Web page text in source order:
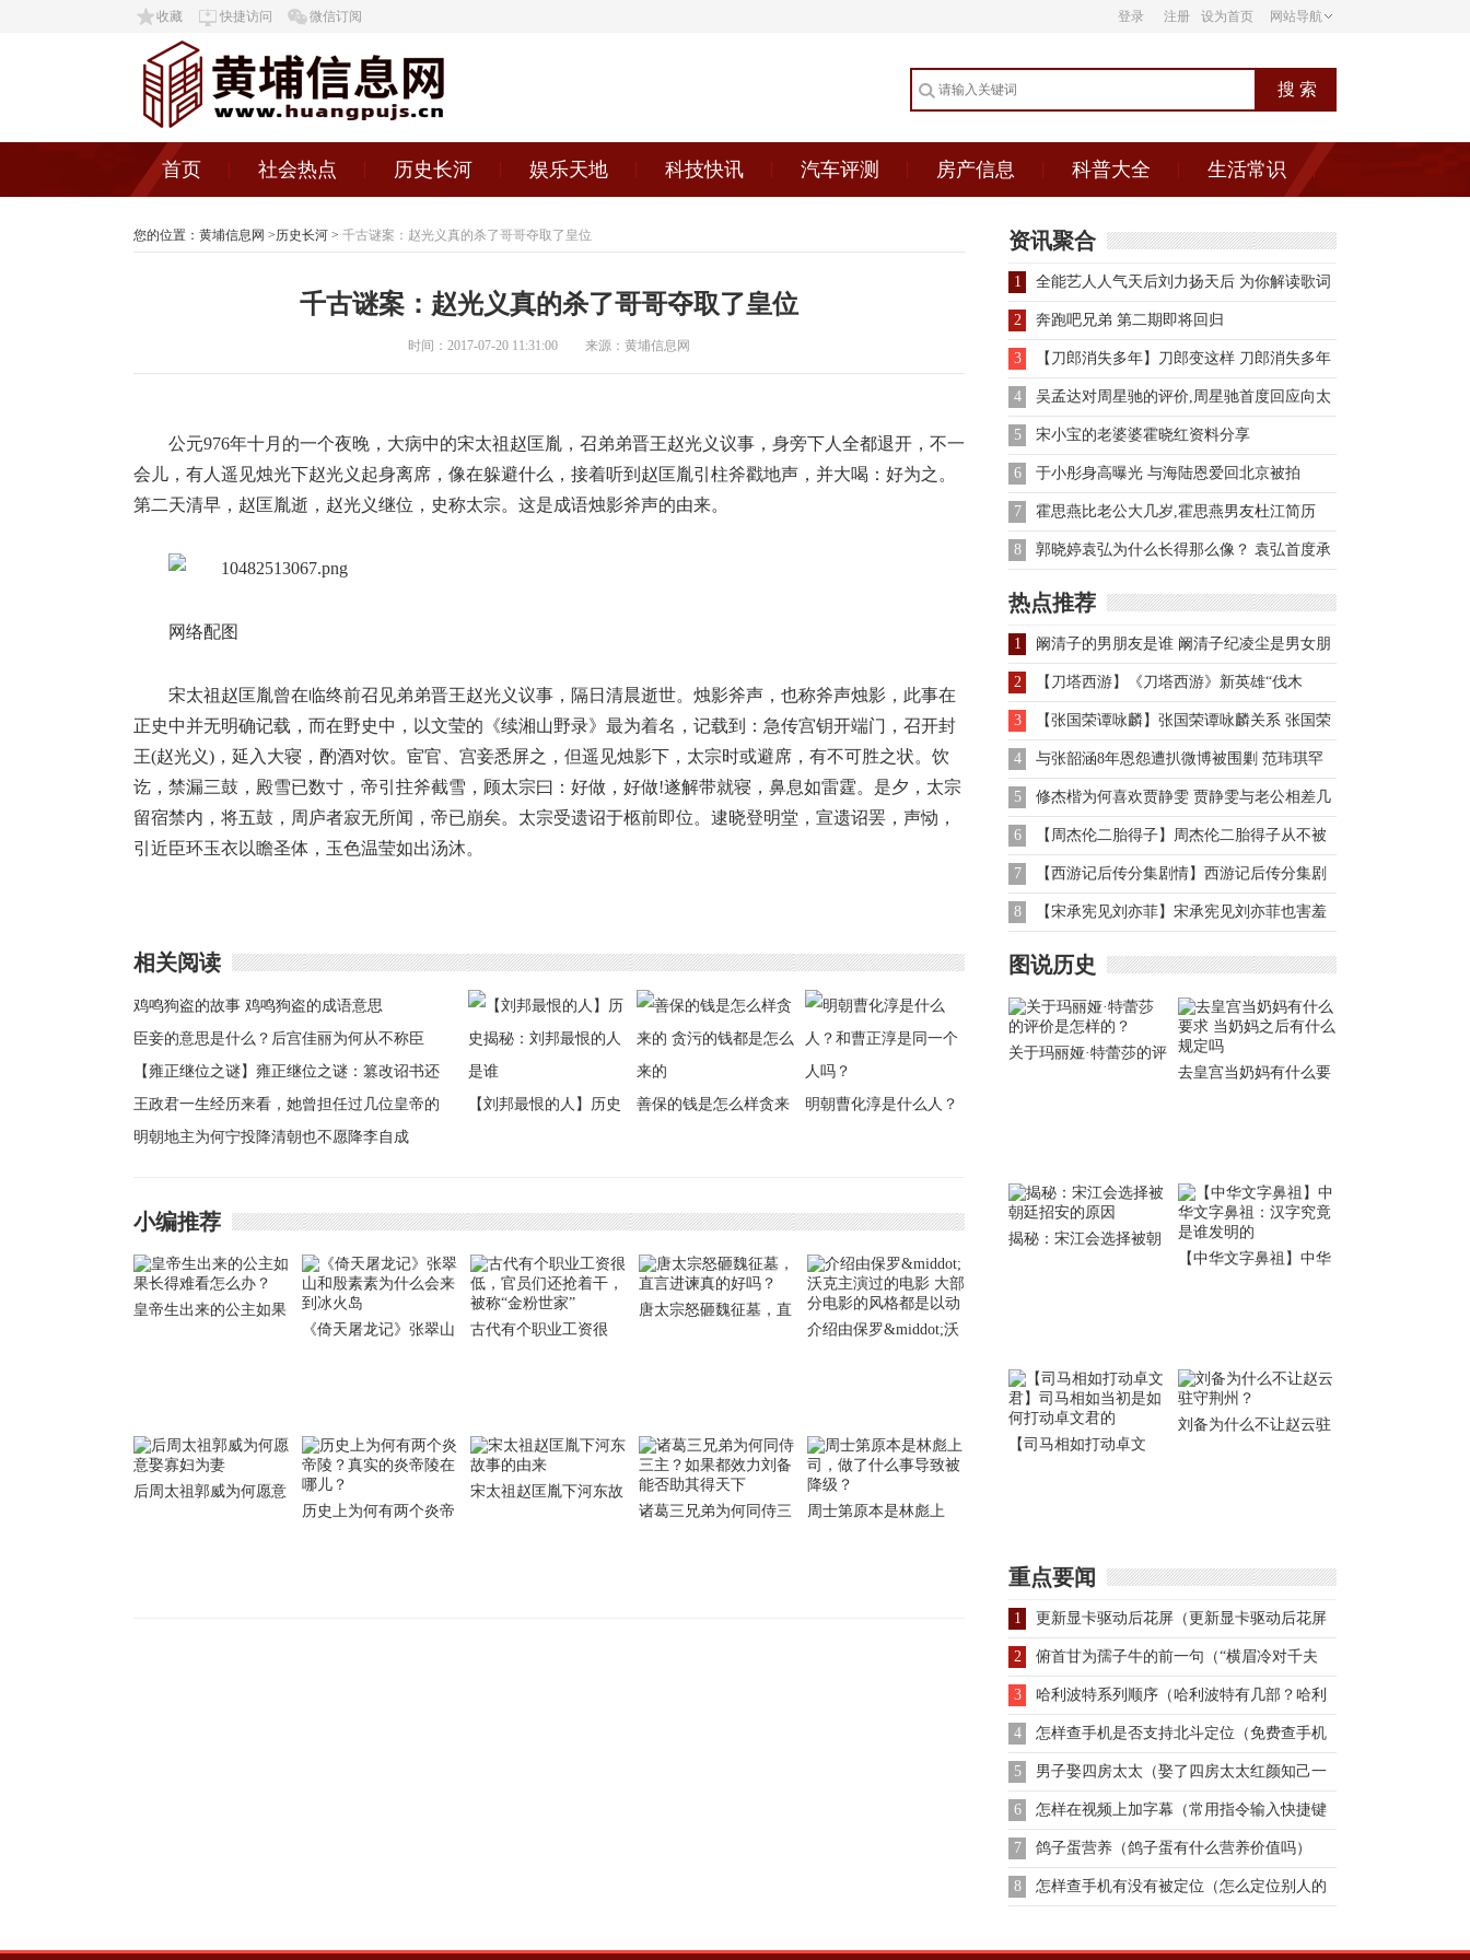
收藏 快捷访问 微信订阅 登录 注册 设为首页 网站导航
首页 社会热点 历史长河 娱乐天地 科技快讯 汽车评测 房产信息 科普大全 生活常识
您的位置： 黄埔信息网 >历史长河 > 千古谜案：赵光义真的杀了哥哥夺取了皇位
千古谜案：赵光义真的杀了哥哥夺取了皇位
时间：2017-07-20 11:31:00 来源：黄埔信息网
公元976年十月的一个夜晚，大病中的宋太祖赵匡胤，召弟弟晋王赵光义议事，身旁下人全都退开，不一
会儿，有人遥见烛光下赵光义起身离席，像在躲避什么，接着听到赵匡胤引柱斧戳地声，并大喝：好为之。
第二天清早，赵匡胤逝，赵光义继位，史称太宗。这是成语烛影斧声的由来。
网络配图
宋太祖赵匡胤曾在临终前召见弟弟晋王赵光义议事，隔日清晨逝世。烛影斧声，也称斧声烛影，此事在
正史中并无明确记载，而在野史中，以文莹的《续湘山野录》最为着名，记载到：急传宫钥开端门，召开封
王(赵光义)，延入大寝，酌酒对饮。宦官、宫妾悉屏之，但遥见烛影下，太宗时或避席，有不可胜之状。饮
讫，禁漏三鼓，殿雪已数寸，帝引拄斧截雪，顾太宗曰：好做，好做!遂解带就寝，鼻息如雷霆。是夕，太宗
留宿禁内，将五鼓，周庐者寂无所闻，帝已崩矣。太宗受遗诏于柩前即位。逮晓登明堂，宣遗诏罢，声恸，
引近臣环玉衣以瞻圣体，玉色温莹如出汤沐。
相关阅读
鸡鸣狗盗的故事 鸡鸣狗盗的成语意思
臣妾的意思是什么？后宫佳丽为何从不称臣
妾？
【雍正继位之谜】雍正继位之谜：篡改诏书还
是合法继位
王政君一生经历来看，她曾担任过几位皇帝的
皇太后
明朝地主为何宁投降清朝也不愿降李自成
【刘邦最恨的人】历史
善保的钱是怎么样贪来
明朝曹化淳是什么人？
小编推荐
皇帝生出来的公主如果
《倚天屠龙记》张翠山
古代有个职业工资很
唐太宗怒砸魏征墓，直
介绍由保罗&middot;沃
后周太祖郭威为何愿意
历史上为何有两个炎帝
宋太祖赵匡胤下河东故
诸葛三兄弟为何同侍三
周士第原本是林彪上
资讯聚合
1 全能艺人人气天后刘力扬天后 为你解读歌词
故事
2 奔跑吧兄弟 第二期即将回归
3 【刀郎消失多年】刀郎变这样 刀郎消失多年
只因逃避现实调整心态
4 吴孟达对周星驰的评价,周星驰首度回应向太
炮
5 宋小宝的老婆婆霍晓红资料分享
6 于小彤身高曝光 与海陆恩爱回北京被拍
7 霍思燕比老公大几岁,霍思燕男友杜江简历
8 郭晓婷袁弘为什么长得那么像？ 袁弘首度承
认与张歆艺恋情
热点推荐
1 阚清子的男朋友是谁 阚清子纪凌尘是男女朋
友吗
2 【刀塔西游】《刀塔西游》新英雄“伐木
累”的斧头帮主吴刚来了
3 【张国荣谭咏麟】张国荣谭咏麟关系 张国荣
谭咏麟关系大揭密
4 与张韶涵8年恩怨遭扒微博被围剿 范玮琪罕
见反击
5 修杰楷为何喜欢贾静雯 贾静雯与老公相差几
岁
6 【周杰伦二胎得子】周杰伦二胎得子从不被
看好到恩爱甜蜜
7 【西游记后传分集剧情】西游记后传分集剧
情介绍
8 【宋承宪见刘亦菲】宋承宪见刘亦菲也害羞
共同主演电影
图说历史
关于玛丽娅·特蕾莎的评
去皇宫当奶妈有什么要
揭秘：宋江会选择被朝
【中华文字鼻祖】中华
【司马相如打动卓文
刘备为什么不让赵云驻
重点要闻
1 更新显卡驱动后花屏（更新显卡驱动后花屏
怎么办）
2 俯首甘为孺子牛的前一句（“横眉冷对千夫
指，俯首甘为孺子牛”）
3 哈利波特系列顺序（哈利波特有几部？哈利
波特观看顺序）
4 怎样查手机是否支持北斗定位（免费查手机
定位）
5 男子娶四房太太（娶了四房太太红颜知己一
堆）
6 怎样在视频上加字幕（常用指令输入快捷键
汇总）
7 鸽子蛋营养（鸽子蛋有什么营养价值吗）
8 怎样查手机有没有被定位（怎么定位别人的